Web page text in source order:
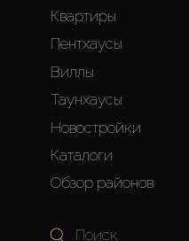
Квартиры
Пентхаусы
Виллы
Таунхаусы
Новостройки
Каталоги
Обзор районов